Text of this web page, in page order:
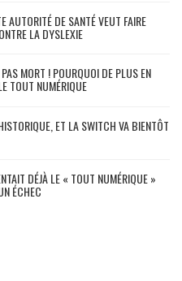
AUTORITÉ DE SANTÉ VEUT FAIRE
LA DYSLEXIE
MORT ! POURQUOI DE PLUS EN
TOUT NUMÉRIQUE
ET LA SWITCH VA BIENTÔT
DÉJÀ LE « TOUT NUMÉRIQUE »
ÉCHEC